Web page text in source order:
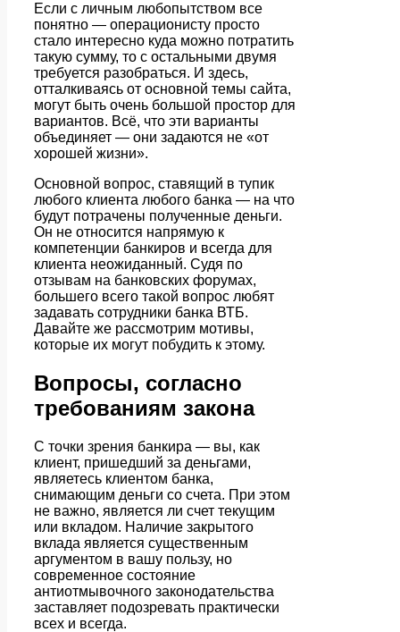
Если с личным любопытством все
понятно — операционисту просто
стало интересно куда можно потратить
такую сумму, то с остальными двумя
требуется разобраться. И здесь,
отталкиваясь от основной темы сайта,
могут быть очень большой простор для
вариантов. Всё, что эти варианты
объединяет — они задаются не «от
хорошей жизни».
Основной вопрос, ставящий в тупик
любого клиента любого банка — на что
будут потрачены полученные деньги.
Он не относится напрямую к
компетенции банкиров и всегда для
клиента неожиданный. Судя по
отзывам на банковских форумах,
большего всего такой вопрос любят
задавать сотрудники банка ВТБ.
Давайте же рассмотрим мотивы,
которые их могут побудить к этому.
Вопросы, согласно
требованиям закона
С точки зрения банкира — вы, как
клиент, пришедший за деньгами,
являетесь клиентом банка,
снимающим деньги со счета. При этом
не важно, является ли счет текущим
или вкладом. Наличие закрытого
вклада является существенным
аргументом в вашу пользу, но
современное состояние
антиотмывочного законодательства
заставляет подозревать практически
всех и всегда.